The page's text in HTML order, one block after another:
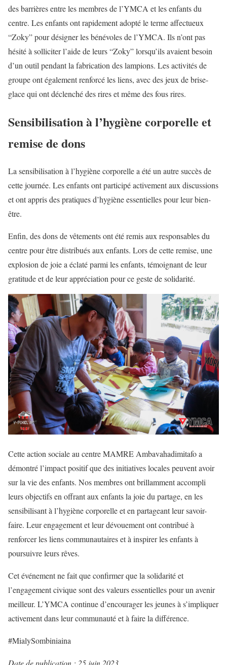
des barrières entre les membres de l’YMCA et les enfants du
centre. Les enfants ont rapidement adopté le terme affectueux
“Zoky” pour désigner les bénévoles de l’YMCA. Ils n’ont pas
hésité à solliciter l’aide de leurs “Zoky” lorsqu’ils avaient besoin
d’un outil pendant la fabrication des lampions. Les activités de
groupe ont également renforcé les liens, avec des jeux de brise-
glace qui ont déclenché des rires et même des fous rires.
Sensibilisation à l’hygiène corporelle et
remise de dons
La sensibilisation à l’hygiène corporelle a été un autre succès de
cette journée. Les enfants ont participé activement aux discussions
et ont appris des pratiques d’hygiène essentielles pour leur bien-
être.
Enfin, des dons de vêtements ont été remis aux responsables du
centre pour être distribués aux enfants. Lors de cette remise, une
explosion de joie a éclaté parmi les enfants, témoignant de leur
gratitude et de leur appréciation pour ce geste de solidarité.
Cette action sociale au centre MAMRE Ambavahadimitafo a
démontré l’impact positif que des initiatives locales peuvent avoir
sur la vie des enfants. Nos membres ont brillamment accompli
leurs objectifs en offrant aux enfants la joie du partage, en les
sensibilisant à l’hygiène corporelle et en partageant leur savoir-
faire. Leur engagement et leur dévouement ont contribué à
renforcer les liens communautaires et à inspirer les enfants à
poursuivre leurs rêves.
Cet événement ne fait que confirmer que la solidarité et
l’engagement civique sont des valeurs essentielles pour un avenir
meilleur. L’YMCA continue d’encourager les jeunes à s’impliquer
activement dans leur communauté et à faire la différence.
#MialySombiniaina
Date de publication : 25 juin 2023